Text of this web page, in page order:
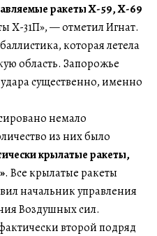
ракеты Х-59, Х-69
Х-31П», — отметил Игнат.
которая летела
область. Запорожье
существенно, именно
немало
из них было
крылатые ракеты,
. Все крылатые ракеты
начальник управления
Воздушных сил.
второй подряд